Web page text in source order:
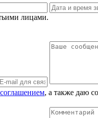
лицами.
, а также даю